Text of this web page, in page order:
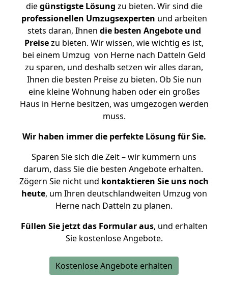
diegünstigste Lösung zu bieten. Wir sind die
professionellen Umzugsexperten und arbeiten
stets daran, Ihnen die besten Angebote und
Preisezu bieten. Wir wissen, wie wichtig es ist,
bei einem Umzug von Herne nach Datteln Geld
zu sparen, und deshalb setzen wir alles daran,
Ihnen die besten Preise zu bieten. Ob Sie nun
eine kleine Wohnung haben oder ein großes
Haus in Herne besitzen, was umgezogen werden
muss.
Wir haben immer die perfekte Lösung für Sie.
Sparen Sie sich die Zeit – wir kümmern uns
darum, dass Sie die besten Angebote erhalten.
Zögern Sie nicht und kontaktieren Sie uns noch
heute, um Ihren deutschlandweiten Umzug von
Herne nach Datteln zu planen.
Füllen Sie jetzt das Formular aus, und erhalten
Sie kostenlose Angebote.
Kostenlose Angebote erhalten